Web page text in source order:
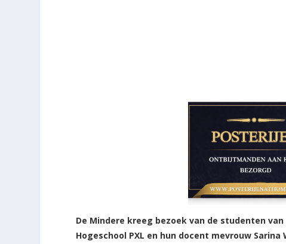
De Mindere kreeg bezoek van de studenten
Hogeschool PXL en hun docent mevrouw